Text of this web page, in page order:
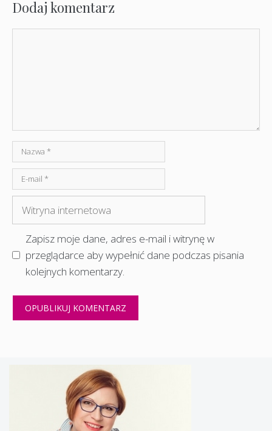
Dodaj komentarz
Nazwa
mail
internetowa
Zapisz moje dane, adres e-mail i witrynę w
przeglądarce aby wypełnić dane podczas pisania
kolejnych komentarzy.